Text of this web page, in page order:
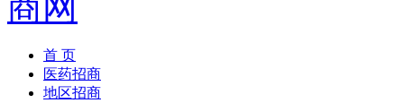
首 页
医药招商
地区招商